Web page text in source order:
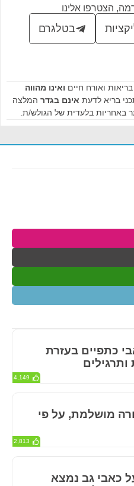
הצטרפו אלינו
בטלגרם
ואורח חיים ואינו מהווה
בריא לדעת אינם בגדר המלצה
באחריות בלעדית של הגולש/ת.
כתפיים בעזרת
ותרגילים
4,149
מושלמת, על פי
2,813
כאבי גב נמצא